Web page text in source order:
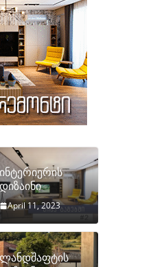
ინტერიერის
April 11, 2023